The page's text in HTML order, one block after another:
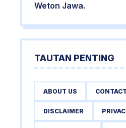
Weton Jawa.
TAUTAN PENTING
ABOUT US
DISCLAIMER